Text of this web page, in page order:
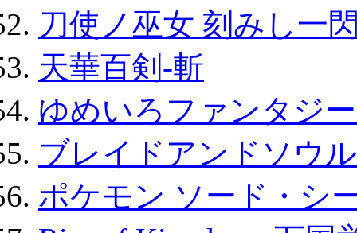
刀使ノ巫女 刻みし一
天華百剣-斬
ゆめいろファンタジ
ブレイドアンドソウ
ポケモン ソード・シ